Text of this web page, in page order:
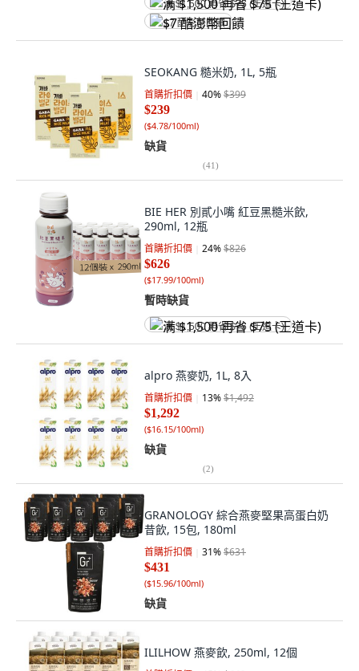
满 $1,500 再省 $75 (王道卡)
$7 酷澎幣回饋
SEOKANG 糙米奶, 1L, 5瓶
首購折扣價 40%$399
$239
($4.78/100ml)
缺貨
(41)
BIE HER 別貳小嘴 紅豆黑糙米飲,
290ml, 12瓶
首購折扣價 24%$826
$626
($17.99/100ml)
暫時缺貨
满 $1,500 再省 $75 (王道卡)
alpro 燕麥奶, 1L, 8入
首購折扣價 13%$1,492
$1,292
($16.15/100ml)
缺貨
(2)
GRANOLOGY 綜合燕麥堅果高蛋白奶
昔飲, 15包, 180ml
首購折扣價 31%$631
$431
($15.96/100ml)
缺貨
ILILHOW 燕麥飲, 250ml, 12個